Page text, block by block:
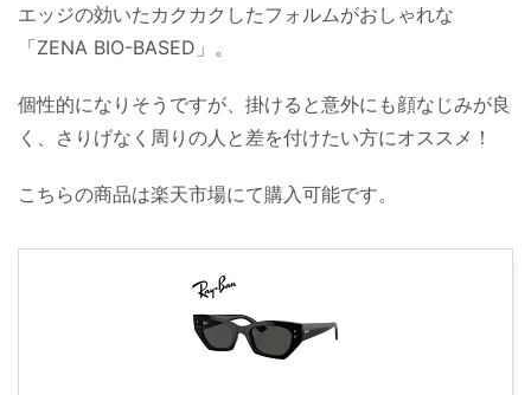
エッジの効いたカクカクしたフォルムがおしゃれな
「ZENA BIO-BASED」。
個性的になりそうですが、掛けると意外にも顔なじみが良
く、さりげなく周りの人と差を付けたい方にオススメ！
こちらの商品は楽天市場にて購入可能です。